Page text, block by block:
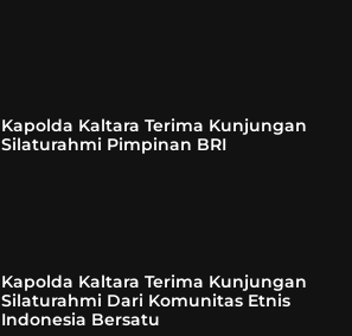
Kapolda Kaltara Terima Kunjungan
Silaturahmi Pimpinan BRI
Kapolda Kaltara Terima Kunjungan
Silaturahmi Dari Komunitas Etnis
Indonesia Bersatu